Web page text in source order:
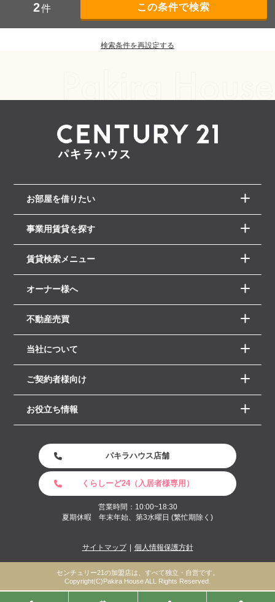
2件
検索条件を再設定する
お部屋を借りたい
事業用賃貸を探す
賃貸検索メニュー
オーナー様へ
不動産売買
当社について
ご契約者様向け
お役立ち情報
パキラハウス店舗
くらしーど24（入居者様専用）
営業時間：10:00~18:30
夏期休暇 年末年始、第3水曜日 (繁忙期除く)
サイトマップ 個人情報保護方針
センチュリー21の加盟店は、すべて独立・自営です。
Copyright(C)Pakira House ALL Rights Reserved.